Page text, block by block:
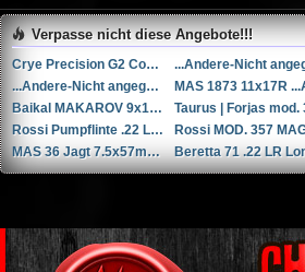
Verpasse nicht diese Angebote!!!
Crye Precision G2 Combat Pants (30R)
...Andere-Nicht angegeben Liège cal. 12 12
Baikal MAKAROV 9x18mm Makarov
Rossi Pumpflinte .22 Long Rifle
MAS 36 Jagt 7.5x57mm MAS-1924 /7.5x54mm MAS-1929